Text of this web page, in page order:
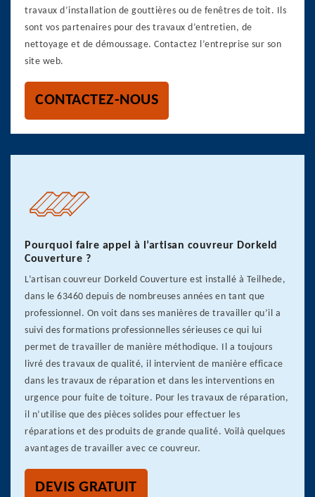
travaux d’installation de gouttières ou de fenêtres de toit. Ils
sont vos partenaires pour des travaux d’entretien, de
nettoyage et de démoussage. Contactez l’entreprise sur son
site web.
CONTACTEZ-NOUS
Pourquoi faire appel à l’artisan couvreur Dorkeld
Couverture ?
L’artisan couvreur Dorkeld Couverture est installé à Teilhede,
dans le 63460 depuis de nombreuses années en tant que
professionnel. On voit dans ses manières de travailler qu’il a
suivi des formations professionnelles sérieuses ce qui lui
permet de travailler de manière méthodique. Il a toujours
livré des travaux de qualité, il intervient de manière efficace
dans les travaux de réparation et dans les interventions en
urgence pour fuite de toiture. Pour les travaux de réparation,
il n’utilise que des pièces solides pour effectuer les
réparations et des produits de grande qualité. Voilà quelques
avantages de travailler avec ce couvreur.
DEVIS GRATUIT